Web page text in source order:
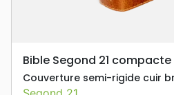
Bible Segond 21
Couverture semi-rigide cuir